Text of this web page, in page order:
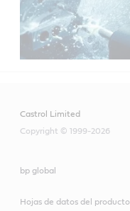
Castrol Limited
Copyright © 1999-2026
bp global
Hojas de datos del producto